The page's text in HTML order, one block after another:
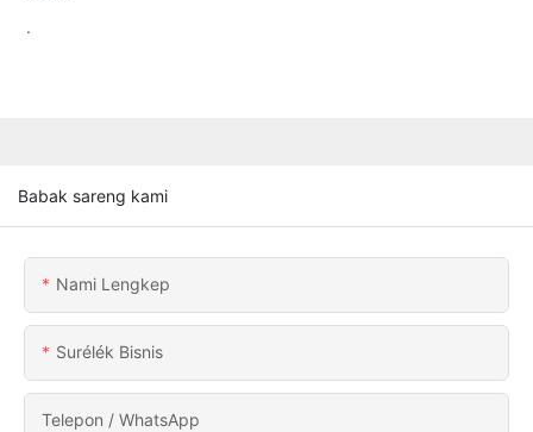
.
Babak sareng kami
Nami Lengkep
Surélék Bisnis
Telepon / WhatsApp